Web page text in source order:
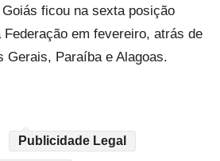
ficou na sexta posição
em fevereiro, atrás de
Gerais, Paraíba e Alagoas.
Publicidade Legal